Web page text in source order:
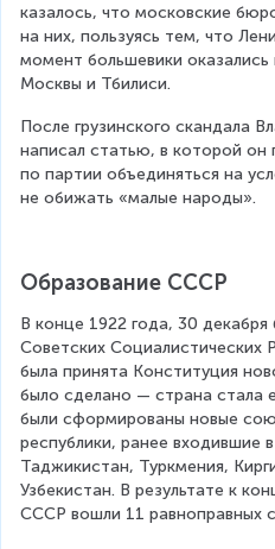
казалось, что московские
на них, пользуясь тем, что
момент большевики
Москвы и Тбилиси.
После грузинского скандала
написал статью, в которой
по партии объединяться на
не обижать «малые народы».
Образование СССР
В конце 1922 года, 30
Советских Социалистических
была принята Конституция
было сделано — страна стала
были сформированы новые
республики, ранее входившие
Таджикистан, Туркмения,
Узбекистан. В результате к
СССР вошли 11 равноправных